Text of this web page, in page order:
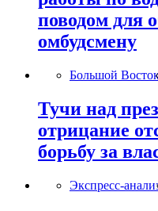
поводом для
омбудсмену
Большой
Тучи над
отрицание
борьбу за
Экспресс-